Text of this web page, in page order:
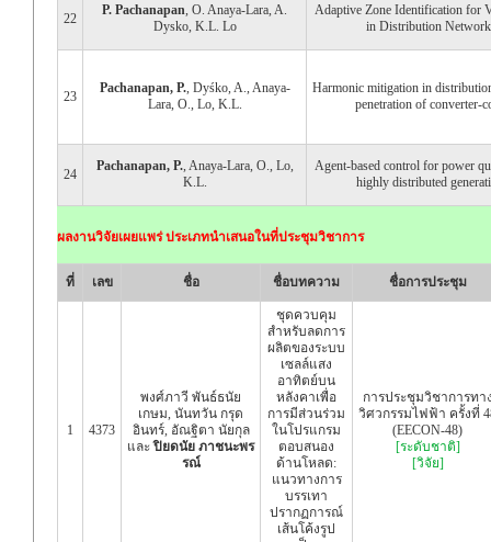
22
P. Pachanapan , O. Anaya-Lara, A.
Dysko, K.L. Lo
Adaptive Zone Identification for
in Distribution
23
Pachanapan, P., Dyśko, A., Anaya-
Lara, O., Lo, K.L.
Harmonic mitigation in
penetration of converter-
24
Pachanapan, P., Anaya-Lara, O., Lo,
K.L.
Agent-based control for power
highly distributed
ผลงานวิจัยเผยแพร่ ประเภทนำเสนอในที่ประชุมวิชาการ
ที่ เลข ชื่อ ชื่อบทความ ชื่อการประชุม
1 4373
พงศ์ภาวี พันธ์ธนัย
เกษม, นันทวัน กรุด
อินทร์, อัณฐิตา นัยกุล
และปิยดนัย ภาชนะพร
รณ์
ชุดควบคุม
สำหรับลดการ
ผลิตของระบบ
เซลล์แสง
อาทิตย์บน
หลังคาเพื่อ
การมีส่วนร่วม
ในโปรแกรม
ตอบสนอง
ด้านโหลด:
แนวทางการ
บรรเทา
ปรากฏการณ์
เส้นโค้งรูป
การประชุมวิชาการทา
วิศวกรรมไฟฟ้า ครั้งที่
(EECON-48)
[ระดับชาติ]
[วิจัย]